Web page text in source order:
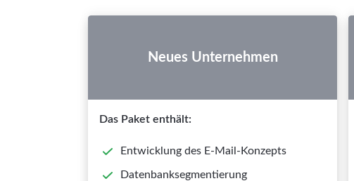
Neues Unternehmen
Das Paket enthält:
Entwicklung des E-Mail-Konzepts
Datenbanksegmentierung